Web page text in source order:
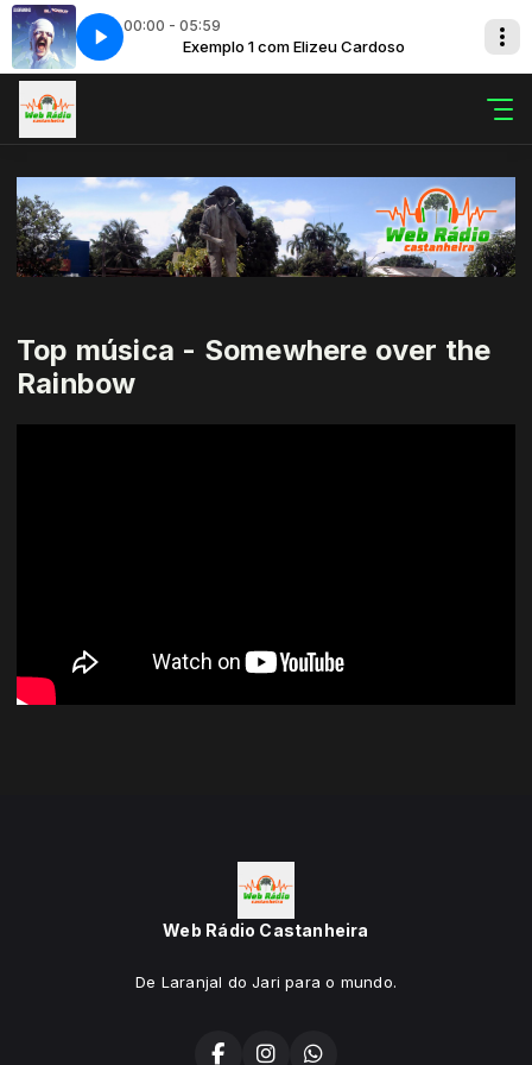
00:00 - 05:59
Exemplo 1 com Elizeu Cardoso
Full Album & HQ Audio_EkpReQfQ_bwScorpions Acoustica -
Top música - Somewhere over the
Rainbow
Web Rádio Castanheira
De Laranjal do Jari para o mundo.